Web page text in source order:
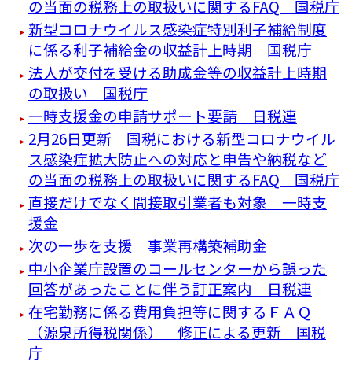
の当面の税務上の取扱いに関するFAQ 国税庁
新型コロナウイルス感染症特別利子補給制度
に係る利子補給金の収益計上時期 国税庁
法人が交付を受ける助成金等の収益計上時期
の取扱い 国税庁
一時支援金の申請サポート要請 日税連
2月26日更新 国税における新型コロナウイル
ス感染症拡大防止への対応と申告や納税など
の当面の税務上の取扱いに関するFAQ 国税庁
直接だけでなく間接取引業者も対象 一時支
援金
次の一歩を支援 事業再構築補助金
中小企業庁設置のコールセンターから誤った
回答があったことに伴う訂正案内 日税連
在宅勤務に係る費用負担等に関するＦＡＱ
（源泉所得税関係） 修正による更新 国税
庁